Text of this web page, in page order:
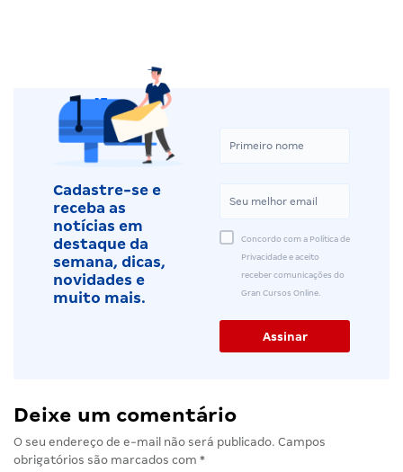
Cadastre-se e
receba as
notícias em
destaque da
semana, dicas,
novidades e
muito mais.
Concordo com a Política de
Privacidade e aceito
receber comunicações do
Gran Cursos Online.
Deixe um comentário
O seu endereço de e-mail não será publicado. Campos
obrigatórios são marcados com *